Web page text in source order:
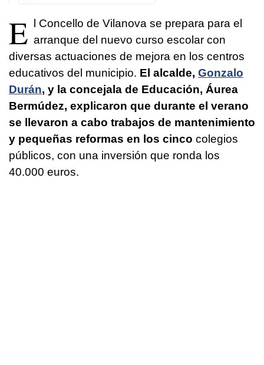
E l Concello de Vilanova se prepara para el
arranque del nuevo curso escolar con
diversas actuaciones de mejora en los centros
educativos del municipio. El alcalde, Gonzalo
Durán, y la concejala de Educación, Áurea
Bermúdez, explicaron que durante el verano
se llevaron a cabo trabajos de mantenimiento
y pequeñas reformas en los cinco colegios
públicos, con una inversión que ronda los
40.000 euros.